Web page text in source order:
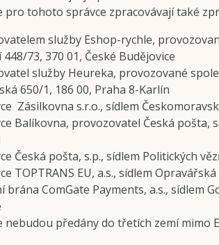
pro tohoto správce zpracovávají také
služby Eshop-rychle,
73, 370 01, České Budějovice
služby Heureka, provozované
650/1, 186 00, Praha 8-Karlín
Zásilkovna s.r.o., sídlem
Balíkovna, provozovatel Česká pošta,
Česká pošta, s.p., sídlem Politických
TOPTRANS EU, a.s., sídlem
brána ComGate Payments, a.s., sídlem
nebudou předány do třetích zemí mimo